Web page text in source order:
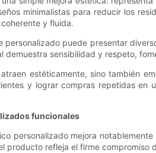
minimalistas para reducir los
y fluida.
puede presentar
sensibilidad y respeto,
estéticamente, sino también
y lograr compras repetidas en
funcionales
personalizado mejora
refleja el firme compromiso